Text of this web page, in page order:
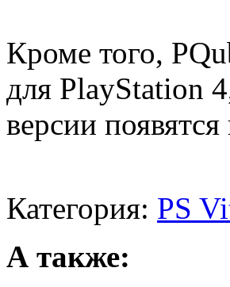
Кроме того,
для PlayStation
версии
Категория: PS
А также: